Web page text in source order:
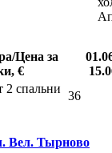
Цена за
€
2 спальни
36
Вел. Тырново